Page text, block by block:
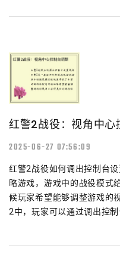
红警2战役：视角中心
2025-06-27 07:56:09
红警2战役如何调出控制台
略游戏，游戏中的战役模式
候玩家希望能够调整游戏的
2中，玩家可以通过调出控制